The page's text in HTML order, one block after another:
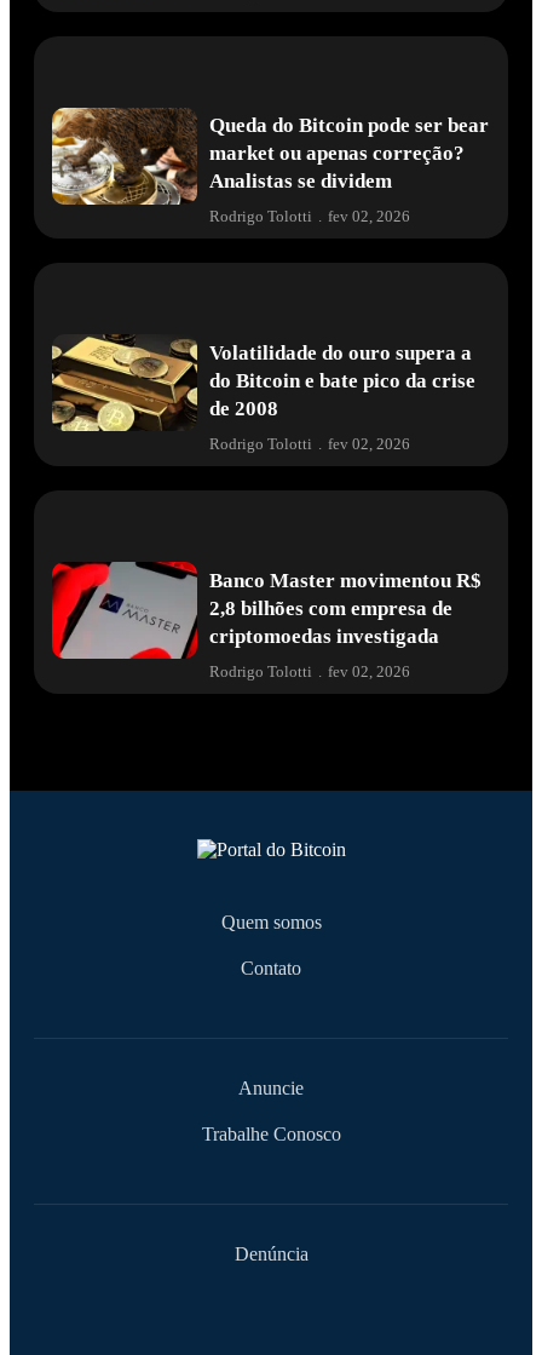
Queda do Bitcoin pode ser bear
market ou apenas correção?
Analistas se dividem
Rodrigo Tolotti . fev 02, 2026
Volatilidade do ouro supera a
do Bitcoin e bate pico da crise
de 2008
Rodrigo Tolotti . fev 02, 2026
Banco Master movimentou R$
2,8 bilhões com empresa de
criptomoedas investigada
Rodrigo Tolotti fev 02, 2026
Quem somos
Contato
Anuncie
Trabalhe Conosco
Denúncia